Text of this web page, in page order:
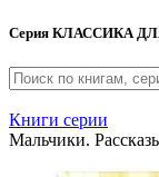
Серия КЛАССИКА
Книги серии
Мальчики.